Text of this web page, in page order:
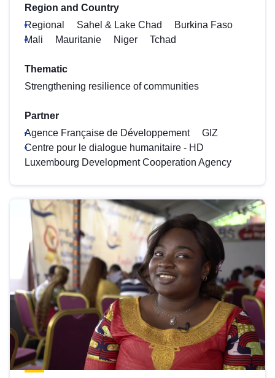
Region and Country
Regional
Sahel & Lake Chad
Burkina Faso
Mali
Mauritanie Niger Tchad
Thematic
Strengthening resilience of communities
Partner
Agence Française de Développement
GIZ
Centre pour le dialogue humanitaire - HD
Luxembourg Development Cooperation Agency